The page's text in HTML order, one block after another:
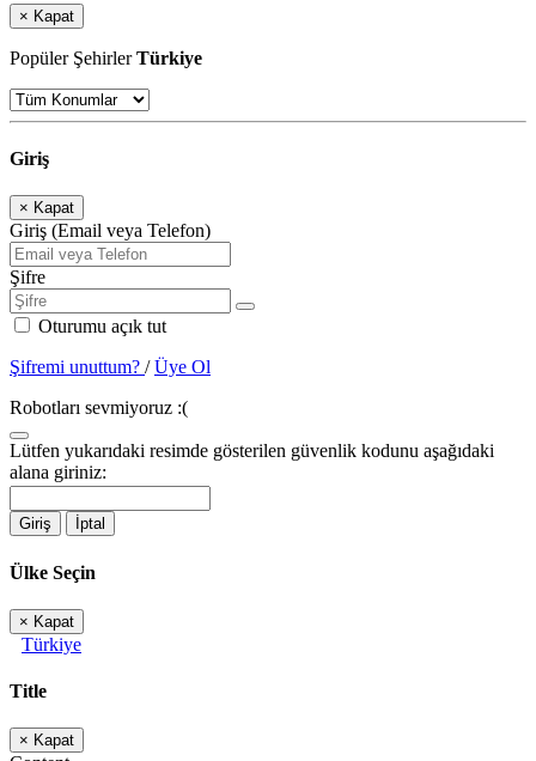
× Kapat
Popüler ŞehirlerTürkiye
Giriş
× Kapat
Giriş (Email veya Telefon)
Şifre
Oturumu açık tut
Şifremi unuttum? /Üye Ol
Robotları sevmiyoruz :(
Lütfen yukarıdaki resimde gösterilen güvenlik kodunu aşağıdaki
alana giriniz:
Giriş İptal
Ülke Seçin
× Kapat
Türkiye
Title
× Kapat